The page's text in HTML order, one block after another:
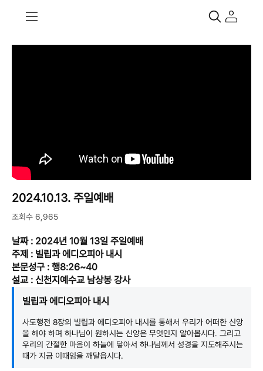
2024.10.13. 주일예배
조회수 6,965
날짜 : 2024년 10월 13일 주일예배
주제 : 빌립과 에디오피아 내시
본문성구 : 행8:26~40
설교 : 신천지예수교 남상봉 강사
빌립과 에디오피아 내시
사도행전 8장의 빌립과 에디오피아 내시를 통해서 우리가 어떠한 신앙
을 해야 하며 하나님이 원하시는 신앙은 무엇인지 알아봅시다. 그리고
우리의 간절한 마음이 하늘에 닿아서 하나님께서 성경을 지도해주시는
때가 지금 이때임을 깨달읍시다.